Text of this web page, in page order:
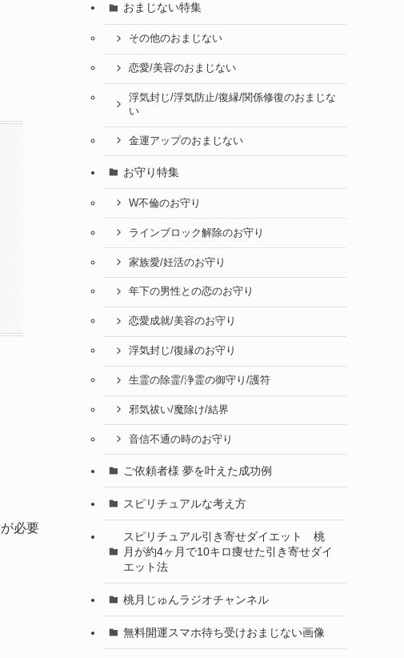
必要
おまじない特集
その他のおまじない
恋愛/美容のおまじない
浮気封じ/浮気防止/復縁/関係修復のおまじな
い
金運アップのおまじない
お守り特集
W不倫のお守り
ラインブロック解除のお守り
家族愛/妊活のお守り
年下の男性との恋のお守り
恋愛成就/美容のお守り
浮気封じ/復縁のお守り
生霊の除霊/浄霊の御守り/護符
邪気祓い/魔除け/結界
音信不通の時のお守り
ご依頼者様 夢を叶えた成功例
スピリチュアルな考え方
スピリチュアル引き寄せダイエット 桃
月が約4ヶ月で10キロ痩せた引き寄せダイ
エット法
桃月じゅんラジオチャンネル
無料開運スマホ待ち受けおまじない画像